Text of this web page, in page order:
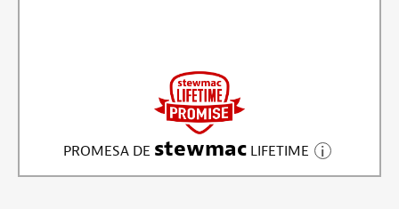
PROMESA DE stewmacLIFETIME